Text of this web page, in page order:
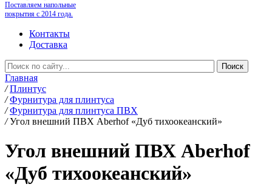
Поставляем напольные
покрытия с 2014 года.
Контакты
Доставка
Главная
/ Плинтус
/ Фурнитура для плинтуса
/ Фурнитура для плинтуса ПВХ
/ Угол внешний ПВХ Aberhof «Дуб тихоокеанский»
Угол внешний ПВХ Aberhof
«Дуб тихоокеанский»